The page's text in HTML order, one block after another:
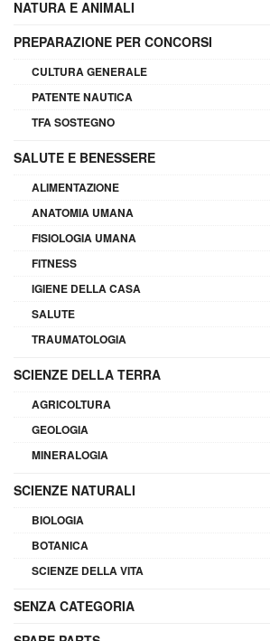
NATURA E ANIMALI
PREPARAZIONE PER CONCORSI
CULTURA GENERALE
PATENTE NAUTICA
TFA SOSTEGNO
SALUTE E BENESSERE
ALIMENTAZIONE
ANATOMIA UMANA
FISIOLOGIA UMANA
FITNESS
IGIENE DELLA CASA
SALUTE
TRAUMATOLOGIA
SCIENZE DELLA TERRA
AGRICOLTURA
GEOLOGIA
MINERALOGIA
SCIENZE NATURALI
BIOLOGIA
BOTANICA
SCIENZE DELLA VITA
SENZA CATEGORIA